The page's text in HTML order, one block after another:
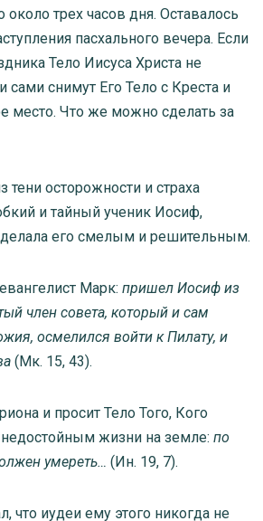
около трех часов дня. Оставалось
пасхального вечера. Если
Тело Иисуса Христа не
сами снимут Его Тело с Креста и
место. Что же можно сделать за
осторожности и страха
и тайный ученик Иосиф,
его смелым и решительным.
Марк: пришел Иосиф из
член совета, который и сам
осмелился войти к Пилату, и
(Мк. 15, 43).
и просит Тело Того, Кого
жизни на земле: по
умереть… (Ин. 19, 7).
иудеи ему этого никогда не